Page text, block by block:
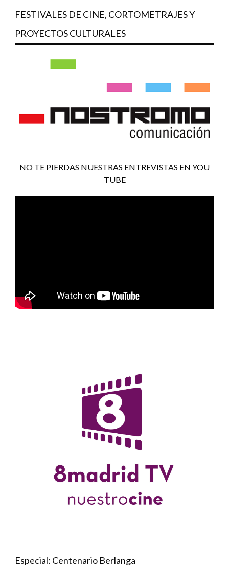
FESTIVALES DE CINE, CORTOMETRAJES Y
PROYECTOS CULTURALES
NO TE PIERDAS NUESTRAS ENTREVISTAS EN YOU
TUBE
Especial: Centenario Berlanga